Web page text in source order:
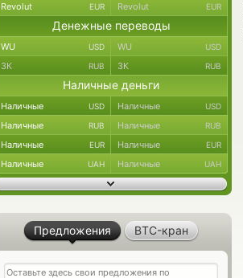
Revolut EUR Revolut EUR
Денежные переводы
WU USD WU USD
ЗК RUB ЗК RUB
Наличные деньги
Наличные USD Наличные USD
Наличные RUB Наличные RUB
Наличные EUR Наличные EUR
Наличные UAH Наличные UAH
Предложения BTC-кран